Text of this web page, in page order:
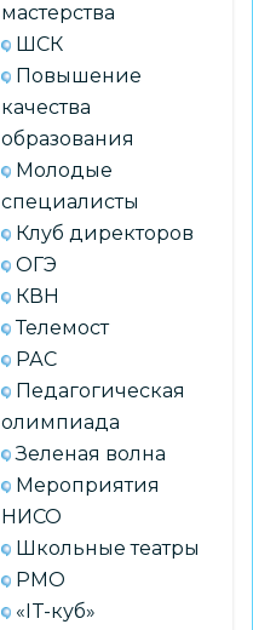
мастерства
ШСК
Повышение
качества
образования
Молодые
специалисты
Клуб директоров
ОГЭ
КВН
Телемост
РАС
Педагогическая
олимпиада
Зеленая волна
Мероприятия
НИСО
Школьные театры
РМО
«IT-куб»